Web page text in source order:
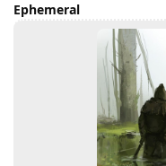
Ephemeral